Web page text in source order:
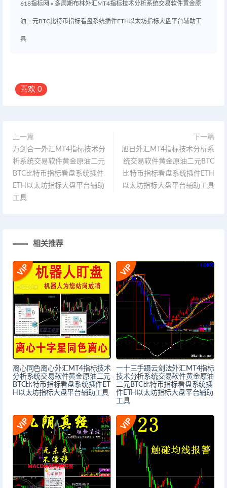
618指标网 » 多周期布林外汇MT4指标技术分析系统交易软件黄金原
油二元BTC比特币指标看盘系统插件ETH以太坊指标大盘平台辅助工
具
喜欢 0
上一篇
万剑合一外汇MT4指标技术分
析系统交易软件黄金原油二元
BTC比特币指标看盘系统插件
ETH以太坊指标大盘平台辅助
工具
下一篇
旭日外汇MT4指标技术分析系
统交易软件黄金原油二元BTC
比特币指标看盘系统插件ETH
以太坊指标大盘平台辅助工具
相关推荐
离心同色离心外汇MT4指标技术
分析系统交易软件黄金原油二元
BTC比特币指标看盘系统插件ET
H以太坊指标大盘平台辅助工具
一十三手蹑云剑法外汇MT4指标
技术分析系统交易软件黄金原油
二元BTC比特币指标看盘系统插
件ETH以太坊指标大盘平台辅助
工具